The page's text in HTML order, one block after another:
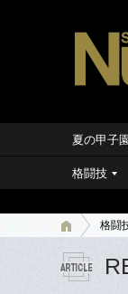
夏の甲子
格闘技
格闘